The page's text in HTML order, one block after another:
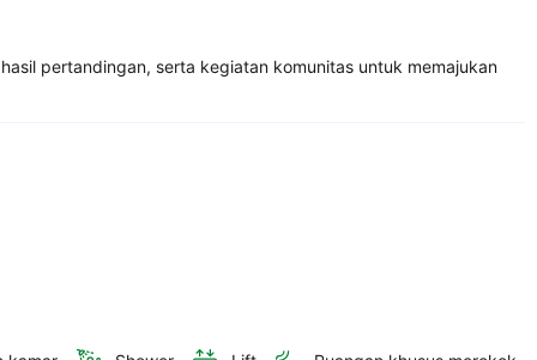
pertandingan, serta kegiatan komunitas untuk memajukan